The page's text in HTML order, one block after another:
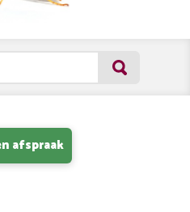
afspraak